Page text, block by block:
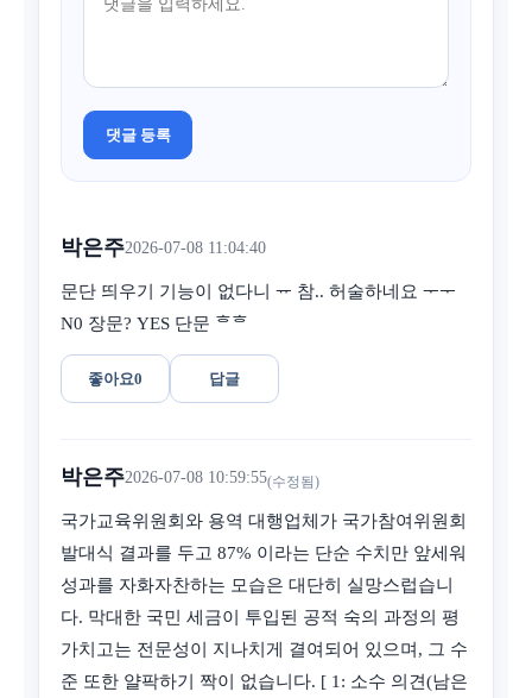
댓글 등록
박은주2026-07-08 11:04:40
문단 띄우기 기능이 없다니 ᅲ 참.. 허술하네요 ᅮᅮ
N0 장문? YES 단문 ᄒᄒ
좋아요0 답글
박은주2026-07-08 10:59:55(수정됨)
국가교육위원회와 용역 대행업체가 국가참여위원회
발대식 결과를 두고 87% 이라는 단순 수치만 앞세워
성과를 자화자찬하는 모습은 대단히 실망스럽습니
다. 막대한 국민 세금이 투입된 공적 숙의 과정의 평
가치고는 전문성이 지나치게 결여되어 있으며, 그 수
준 또한 얄팍하기 짝이 없습니다. [ 1: 소수 의견(남은